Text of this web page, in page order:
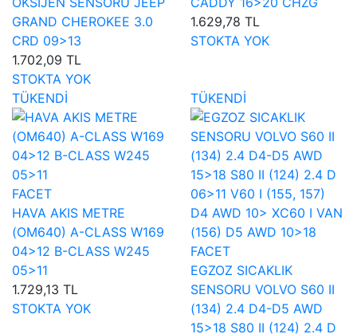
GRAND CHEROKEE 3.0
CRD 09>13
1.702,09 TL
STOKTA YOK
1.629,78 TL
STOKTA YOK
TÜKENDİ
FACET
HAVA AKIS METRE
(OM640) A-CLASS W169
04>12 B-CLASS W245
05>11
1.729,13 TL
STOKTA YOK
TÜKENDİ
FACET
EGZOZ SICAKLIK
SENSORU VOLVO S60 II
(134) 2.4 D4-D5 AWD
15>18 S80 II (124) 2.4 D